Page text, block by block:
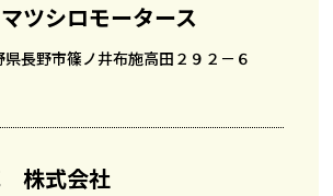
ツシロモータース
長野市篠ノ井布施高田２９２－６
株式会社